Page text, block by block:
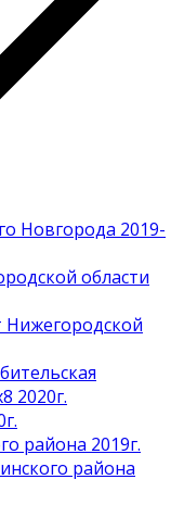
Новгорода 2019-
области
2020г.
района 2019г.
района